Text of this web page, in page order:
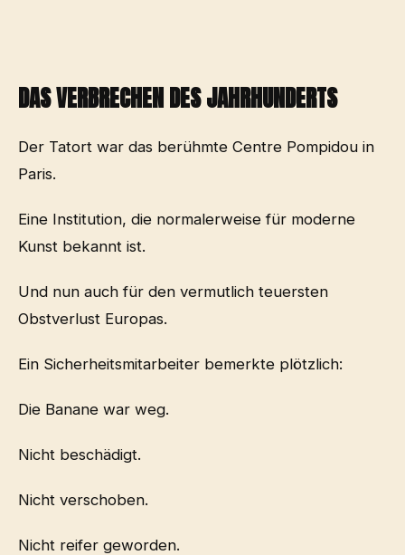
DAS VERBRECHEN DES JAHRHUNDERTS
Der Tatort war das berühmte Centre Pompidou in
Paris.
Eine Institution, die normalerweise für moderne
Kunst bekannt ist.
Und nun auch für den vermutlich teuersten
Obstverlust Europas.
Ein Sicherheitsmitarbeiter bemerkte plötzlich:
Die Banane war weg.
Nicht beschädigt.
Nicht verschoben.
Nicht reifer geworden.